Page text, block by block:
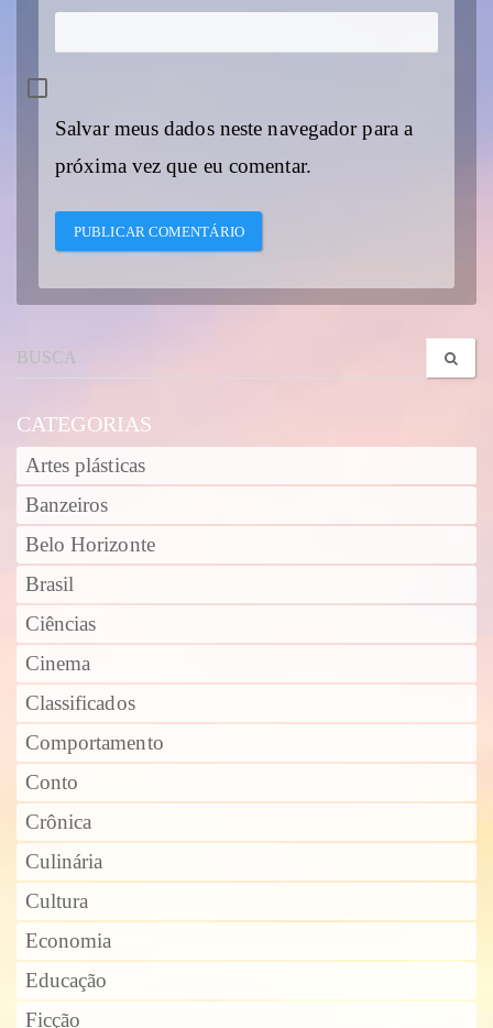
Salvar meus dados neste navegador para a
próxima vez que eu comentar.
CATEGORIAS
Artes plásticas
Banzeiros
Belo Horizonte
Brasil
Ciências
Cinema
Classificados
Comportamento
Conto
Crônica
Culinária
Cultura
Economia
Educação
Ficção